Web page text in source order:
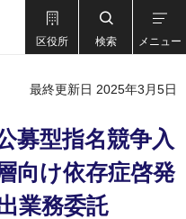
区役所 検索 メニュー
最終更新日 2025年3月5日
募型指名競争入
向け依存症啓発
業務委託